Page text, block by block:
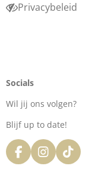
Privacybeleid
Socials
Wil jij ons volgen?
Blijf up to date!
F
a
I
n
T
i